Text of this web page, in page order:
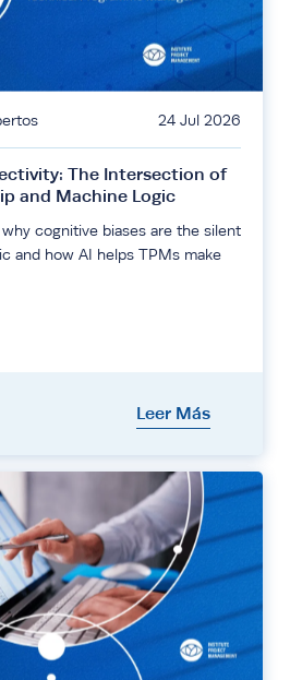
24 Jul 2026
The Intersection of
and Machine Logic
cognitive biases are the silent
and how AI helps TPMs make
Leer Más